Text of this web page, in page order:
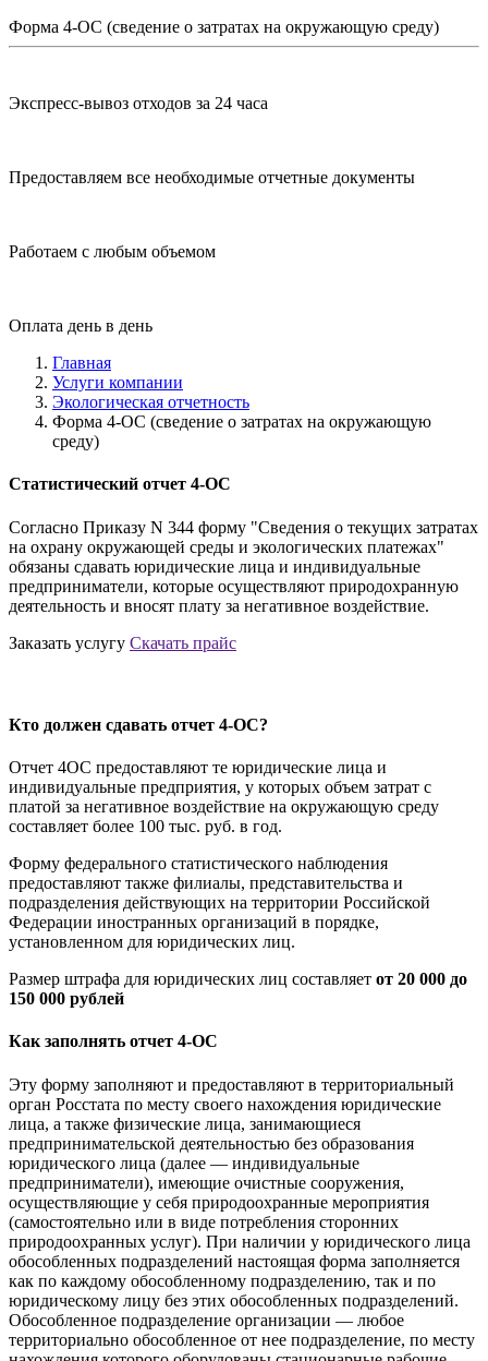
Форма 4-ОС (сведение о затратах на окружающую среду)
Экспресс-вывоз отходов за 24 часа
Предоставляем все необходимые отчетные документы
Работаем с любым объемом
Оплата день в день
Главная
Услуги компании
Экологическая отчетность
Форма 4-ОС (сведение о затратах на окружающую
среду)
Статистический отчет 4-ОС
Согласно Приказу N 344 форму "Сведения о текущих затратах
на охрану окружающей среды и экологических платежах"
обязаны сдавать юридические лица и индивидуальные
предприниматели, которые осуществляют природохранную
деятельность и вносят плату за негативное воздействие.
Заказать услугу Скачать прайс
Кто должен сдавать отчет 4-ОС?
Отчет 4ОС предоставляют те юридические лица и
индивидуальные предприятия, у которых объем затрат с
платой за негативное воздействие на окружающую среду
составляет более 100 тыс. руб. в год.
Форму федерального статистического наблюдения
предоставляют также филиалы, представительства и
подразделения действующих на территории Российской
Федерации иностранных организаций в порядке,
установленном для юридических лиц.
Размер штрафa для юридических лиц составляет от 20 000 до
150 000 рублей
Как заполнять отчет 4-ОС
Эту форму заполняют и предоставляют в территориальный
орган Росстата по месту своего нахождения юридические
лица, а также физические лица, занимающиеся
предпринимательской деятельностью без образования
юридического лица (далее — индивидуальные
предприниматели), имеющие очистные сооружения,
осуществляющие у себя природоохранные мероприятия
(самостоятельно или в виде потребления сторонних
природоохранных услуг). При наличии у юридического лица
обособленных подразделений настоящая форма заполняется
как по каждому обособленному подразделению, так и по
юридическому лицу без этих обособленных подразделений.
Обособленное подразделение организации — любое
территориально обособленное от нее подразделение, по месту